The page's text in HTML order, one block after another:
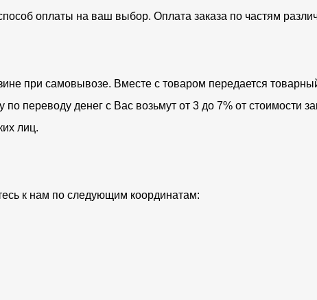
оплаты на ваш выбор. Оплата заказа по частям
при самовывозе. Вместе с товаром передается
переводу денег с Вас возьмут от 3 до 7% от стоимости
лиц.
к нам по следующим координатам: